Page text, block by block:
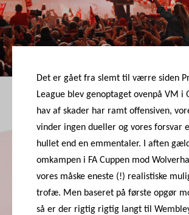
Det er gået fra slemt til værre siden
League blev genoptaget ovenpå VM i
hav af skader har ramt offensiven,
vinder ingen dueller og vores forsvar
hullet end en emmentaler. I aften
omkampen i FA Cuppen mod
vores måske eneste (!) realistiske
trofæ. Men baseret på første opgør
så er der rigtig rigtig langt til